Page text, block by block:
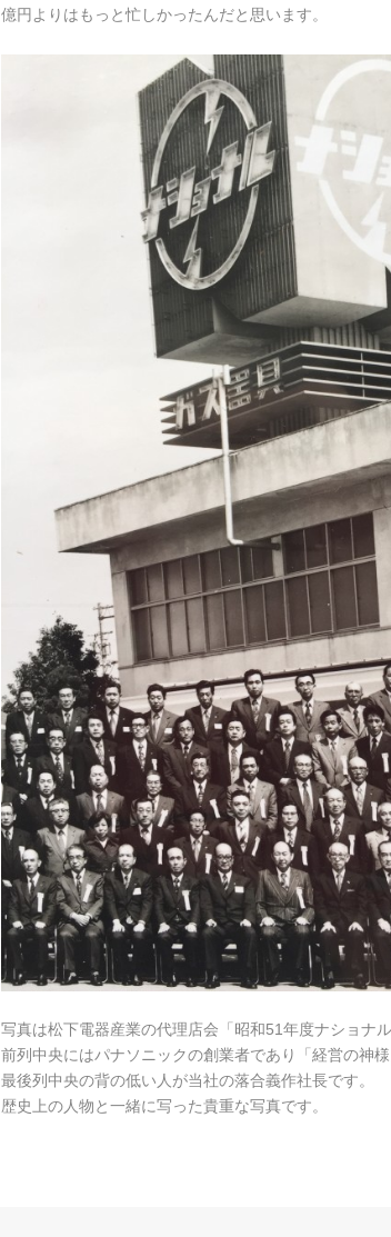
億円よりはもっと忙しかったんだと思います。
写真は松下電器産業の代理店会「昭和51年度ナショナ
前列中央にはパナソニックの創業者であり「経営の神
最後列中央の背の低い人が当社の落合義作社長です。
歴史上の人物と一緒に写った貴重な写真です。